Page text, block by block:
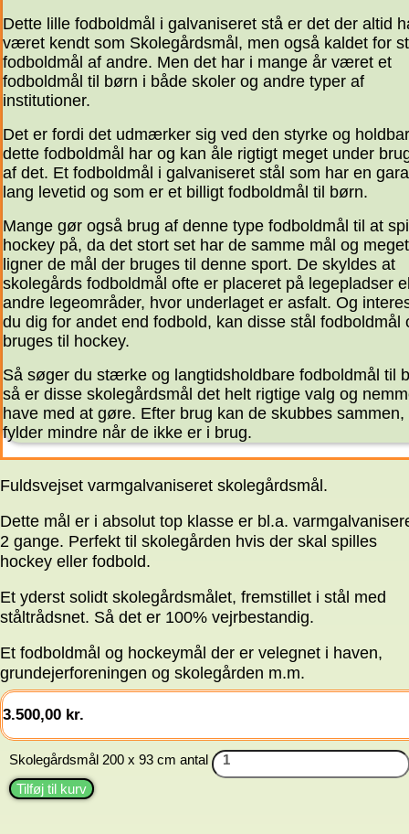
Dette lille fodboldmål i galvaniseret stå er det der altid
været kendt som Skolegårdsmål, men også kaldet for
fodboldmål af andre. Men det har i mange år været et
fodboldmål til børn i både skoler og andre typer af
institutioner.
Det er fordi det udmærker sig ved den styrke og
dette fodboldmål har og kan åle rigtigt meget under
af det. Et fodboldmål i galvaniseret stål som har en
lang levetid og som er et billigt fodboldmål til børn.
Mange gør også brug af denne type fodboldmål til at
hockey på, da det stort set har de samme mål og meget
ligner de mål der bruges til denne sport. De skyldes at
skolegårds fodboldmål ofte er placeret på legepladser
andre legeområder, hvor underlaget er asfalt. Og
du dig for andet end fodbold, kan disse stål fodboldmål
bruges til hockey.
Så søger du stærke og langtidsholdbare fodboldmål til
så er disse skolegårdsmål det helt rigtige valg og
have med at gøre. Efter brug kan de skubbes sammen,
fylder mindre når de ikke er i brug.
Fuldsvejset varmgalvaniseret skolegårdsmål.
Dette mål er i absolut top klasse er bl.a.
2 gange. Perfekt til skolegården hvis der skal spilles
hockey eller fodbold.
Et yderst solidt skolegårdsmålet, fremstillet i stål med
ståltrådsnet. Så det er 100% vejrbestandig.
Et fodboldmål og hockeymål der er velegnet i haven,
grundejerforeningen og skolegården m.m.
3.500,00 kr.
Skolegårdsmål 200 x 93 cm antal
Tilføj til kurv